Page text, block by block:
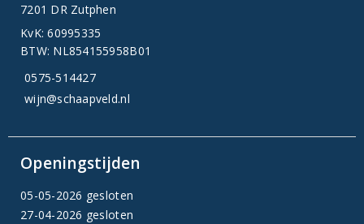
7201 DR Zutphen
KvK: 60995335
BTW: NL854155958B01
0575-514427
wijn@schaapveld.nl
Openingstijden
05-05-2026 gesloten
27-04-2026 gesloten